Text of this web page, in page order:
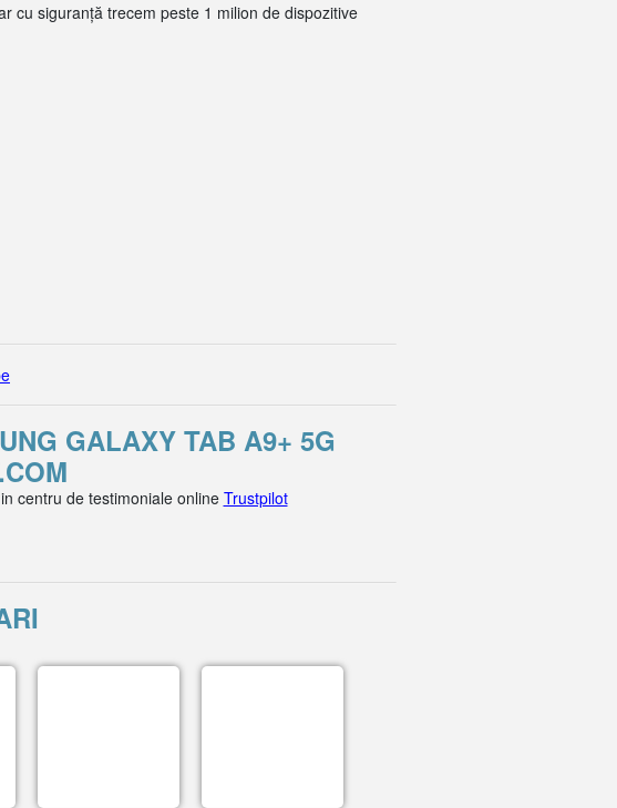
cu siguranță trecem peste 1 milion de dispozitive
GALAXY TAB A9+ 5G
centru de testimoniale onlineTrustpilot